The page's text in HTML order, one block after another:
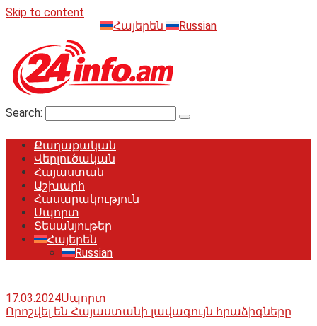
Skip to content
Հայերեն
Russian
Search:
Քաղաքական
Վերլուծական
Հայաստան
Աշխարհ
Հասարակություն
Սպորտ
Տեսանյութեր
Հայերեն
Russian
17.03.2024Սպորտ
Որոշվել են Հայաստանի լավագույն հրաձիգները